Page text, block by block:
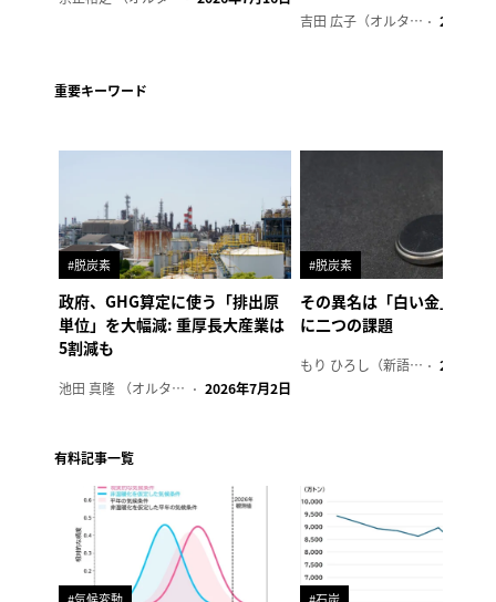
吉田 広子（オルタナ輪番編集長） 2026年6
重要キーワード
#脱炭素
政府、GHG算定に使う「排出原
単位」を大幅減: 重厚長大産業は
5割減も
池田 真隆 （オルタナ輪番編集長） 2026年7月2日
#脱炭素
その異名は「白い金」、リ
に二つの課題
もり ひろし（新語ウォッチャー） 2023年7
有料記事一覧